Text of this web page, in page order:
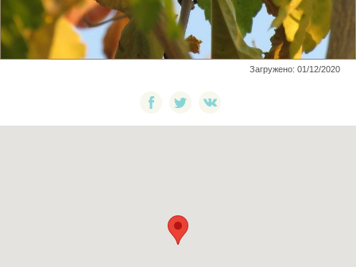
Загружено: 01/12/2020